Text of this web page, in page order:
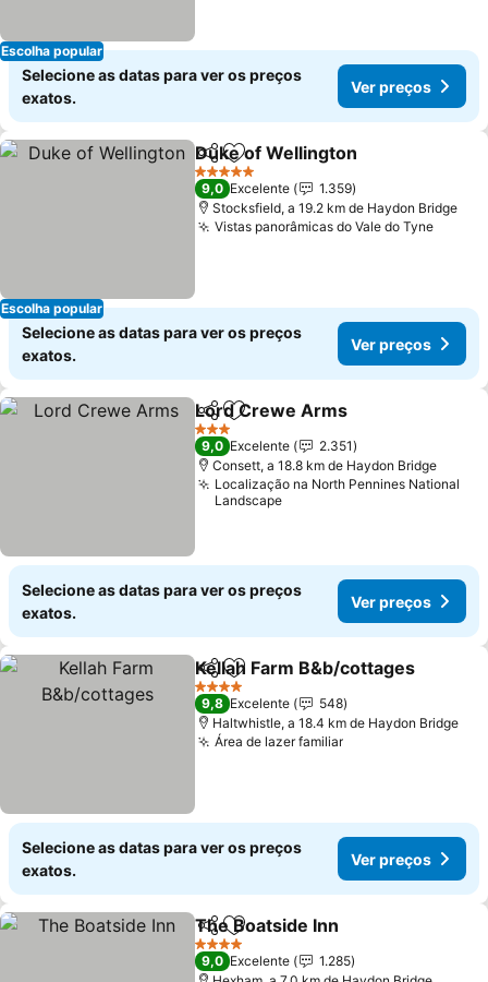
Escolha popular
Selecione as datas para ver os preços
exatos.
Ver preços
Escolha popular
PartilharAdicionar aos favoritos
Duke of Wellington
5 Estrelas
9,0 Excelente
1.359
Stocksfield, a 19.2 km de Haydon Bridge
Vistas panorâmicas do Vale do TyneVer
Selecione as datas para ver os preços
exatos.
Ver preços
PartilharAdicionar aos favoritos
Lord Crewe Arms
3 Estrelas
9,0 Excelente
2.351
Consett, a 18.8 km de Haydon Bridge
Localização na North Pennines National
Landscape
Selecione as datas para ver os preços
exatos.
Ver preços
PartilharAdicionar aos favoritos
Kellah Farm B&b/cottages
4 Estrelas
9,8 Excelente
548
Haltwhistle, a 18.4 km de Haydon Bridge
Área de lazer familiarVer preços
Selecione as datas para ver os preços
exatos.
Ver preços
PartilharAdicionar aos favoritos
The Boatside Inn
4 Estrelas
9,0 Excelente
1.285